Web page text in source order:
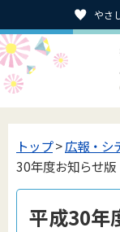
やさ
トップ>広報・シ
30年度お知らせ版
平成30年